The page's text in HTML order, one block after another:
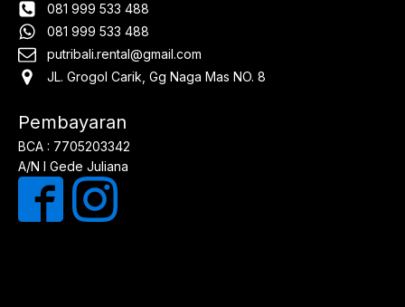
081 999 533 488
081 999 533 488
putribali.rental@gmail.com
JL. Grogol Carik, Gg Naga Mas NO. 8
Pembayaran
BCA : 7705203342
A/N I Gede Juliana